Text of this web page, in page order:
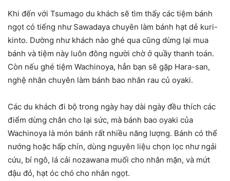
Khi đến với Tsumago du khách sẽ tìm thấy các tiệm bánh
ngọt có tiếng như Sawadaya chuyên làm bánh hạt dẻ kuri-
kinto. Dường như khách nào ghé qua cũng dừng lại mua
bánh và tiệm này luôn đông người chờ ở quầy thanh toán.
Còn nếu ghé tiệm Wachinoya, hẳn bạn sẽ gặp Hara-san,
nghệ nhân chuyên làm bánh bao nhân rau củ oyaki.
Các du khách đi bộ trong ngày hay dài ngày đều thích các
điểm dừng chân cho lại sức, mà bánh bao oyaki của
Wachinoya là món bánh rất nhiều năng lượng. Bánh có thể
nướng hoặc hấp chín, dùng nguyên liệu chọn lọc như ngải
cứu, bí ngô, lá cải nozawana muối cho nhân mặn, và mứt
đậu đỏ, hạt óc chó cho nhân ngọt.